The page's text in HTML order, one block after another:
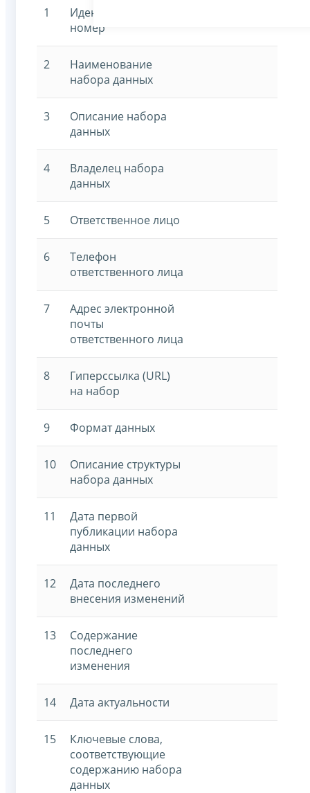
1
Идентификационный
номер
2
Наименование
набора данных
3
Описание набора
данных
4
Владелец набора
данных
5 Ответственное лицо
6
Телефон
ответственного лица
7
Адрес электронной
почты
ответственного лица
8
Гиперссылка (URL)
на набор
9 Формат данных
10
Описание структуры
набора данных
11
Дата первой
публикации набора
данных
12
Дата последнего
внесения изменений
13
Содержание
последнего
изменения
14 Дата актуальности
15
Ключевые слова,
соответствующие
содержанию набора
данных